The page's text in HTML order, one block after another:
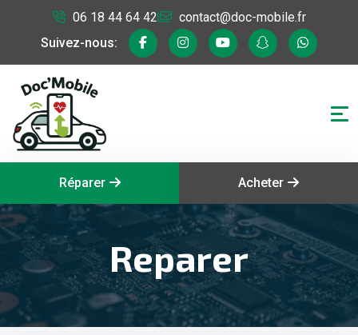
Suivez-nous:
06 18 44 64 42 contact@doc-mobile.fr
Réparer Acheter
Reparer